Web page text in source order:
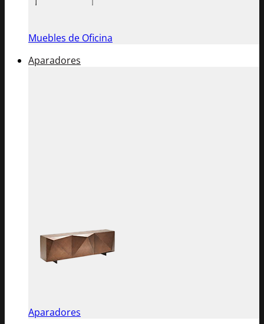
Muebles de Oficina
Aparadores
Aparadores